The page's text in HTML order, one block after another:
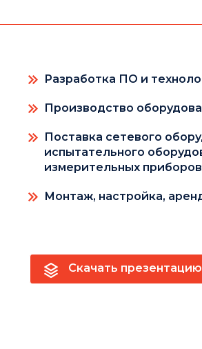
Разработка ПО и
Производство
Поставка сетевого
испытательного
измерительных приборов
Монтаж, настройка,
Скачать